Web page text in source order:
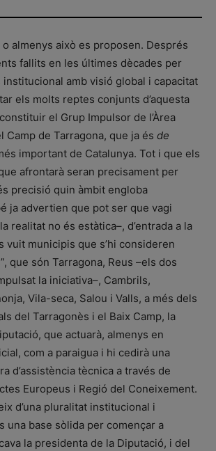
almenys això es proposen. Després
fallits en les últimes dècades per
amb visió global i capacitat
els molts reptes conjunts d’aquesta
el Grup Impulsor de l’Àrea
Camp de Tarragona, que ja és de
important de Catalunya. Tot i que els
afrontarà seran precisament per
precisió quin àmbit engloba
ja advertien que pot ser que vagi
realitat no és estàtica–, d’entrada a la
vuit municipis que s’hi consideren
que són Tarragona, Reus –els dos
la iniciativa–, Cambrils,
Vila-seca, Salou i Valls, a més dels
del Tarragonès i el Baix Camp, la
que actuarà, almenys en
com a paraigua i hi cedirà una
d’assistència tècnica a través de
Europeus i Regió del Coneixement.
d’una pluralitat institucional i
una base sòlida per començar a
la presidenta de la Diputació, i del